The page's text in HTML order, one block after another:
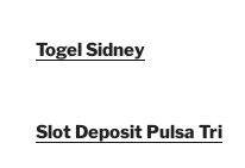
Togel Sidney
Slot Deposit Pulsa Tri